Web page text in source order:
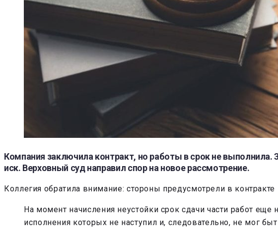
Компания заключила контракт, но работы в срок не выполнила.
иск. Верховный суд направил спор на новое рассмотрение.
Коллегия обратила внимание: стороны предусмотрели в контракте
На момент начисления неустойки срок сдачи части работ еще
исполнения которых не наступил и, следовательно, не мог